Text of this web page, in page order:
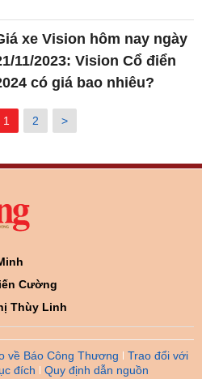
xe Vision hôm nay ngày
11/2023: Vision Cổ điển
có giá bao nhiêu?
1 2 >
Cường
Thùy Linh
về Báo Công Thương
Trao đổi với
đích Quy định dẫn nguồn